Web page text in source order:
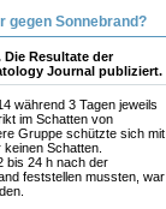
gegen Sonnebrand?
Resultate der
Journal publiziert.
während 3 Tagen jeweils
im Schatten von
Gruppe schützte sich mit
Schatten.
bis 24 h nach der
feststellen mussten, war